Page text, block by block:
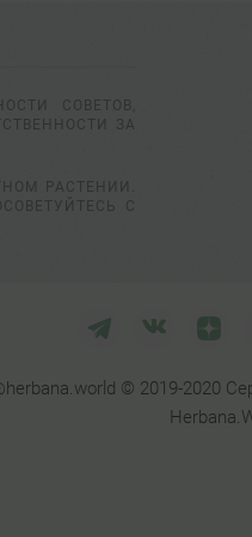
СОВЕТОВ,
ЗА
РАСТЕНИИ.
С
© 2019-2020